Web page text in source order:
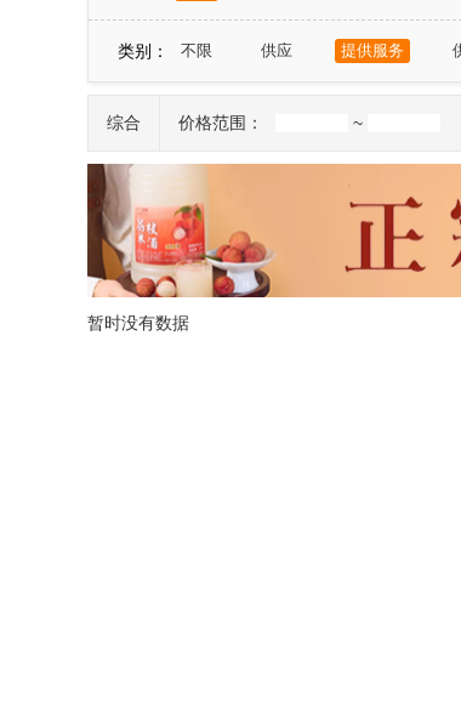
山东
河南 湖北 湖南
宁夏
新疆 台湾
类别： 不限 供应 提供服务
综合 价格范围： ~
暂时没有数据